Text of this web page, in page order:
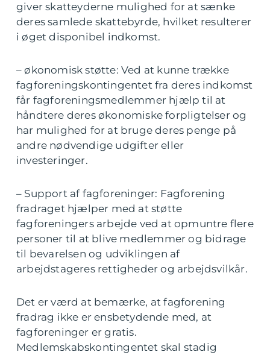
giver skatteyderne mulighed for at sænke
deres samlede skattebyrde, hvilket resulterer
i øget disponibel indkomst.
– økonomisk støtte: Ved at kunne trække
fagforeningskontingentet fra deres indkomst
får fagforeningsmedlemmer hjælp til at
håndtere deres økonomiske forpligtelser og
har mulighed for at bruge deres penge på
andre nødvendige udgifter eller
investeringer.
– Support af fagforeninger: Fagforening
fradraget hjælper med at støtte
fagforeningers arbejde ved at opmuntre flere
personer til at blive medlemmer og bidrage
til bevarelsen og udviklingen af
arbejdstageres rettigheder og arbejdsvilkår.
Det er værd at bemærke, at fagforening
fradrag ikke er ensbetydende med, at
fagforeninger er gratis.
Medlemskabskontingentet skal stadig